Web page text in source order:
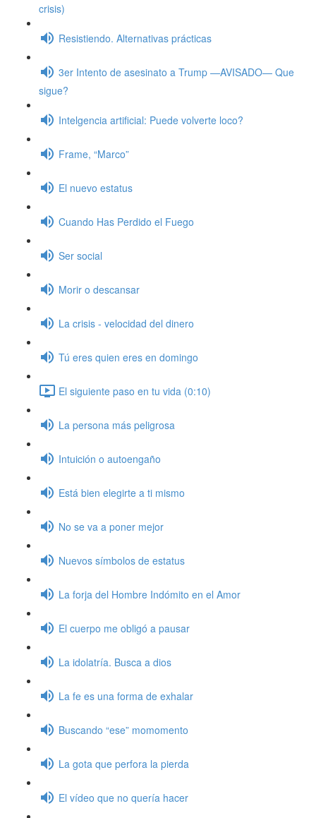
crisis)
Resistiendo. Alternativas prácticas
3er Intento de asesinato a Trump —AVISADO— Que
sigue?
Intelgencia artificial: Puede volverte loco?
Frame, “Marco”
El nuevo estatus
Cuando Has Perdido el Fuego
Ser social
Morir o descansar
La crisis - velocidad del dinero
Tú eres quien eres en domingo
El siguiente paso en tu vida (0:10)
La persona más peligrosa
Intuición o autoengaño
Está bien elegirte a ti mismo
No se va a poner mejor
Nuevos símbolos de estatus
La forja del Hombre Indómito en el Amor
El cuerpo me obligó a pausar
La idolatría. Busca a dios
La fe es una forma de exhalar
Buscando “ese” momomento
La gota que perfora la pierda
El vídeo que no quería hacer